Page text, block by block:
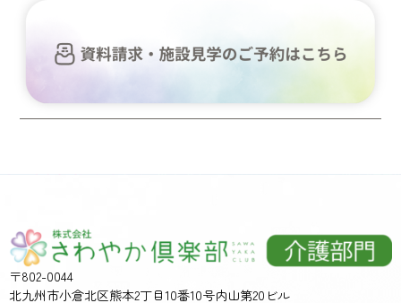
〒802-0044
北九州市小倉北区熊本2丁目10番10号内山第20ビル